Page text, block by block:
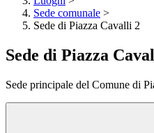
Sede comunale >
Sede di Piazza Cavalli 2
Sede di Piazza
Sede principale del Comune di